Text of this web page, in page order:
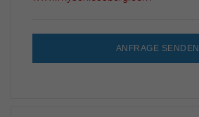
ANFRAGE SENDEN